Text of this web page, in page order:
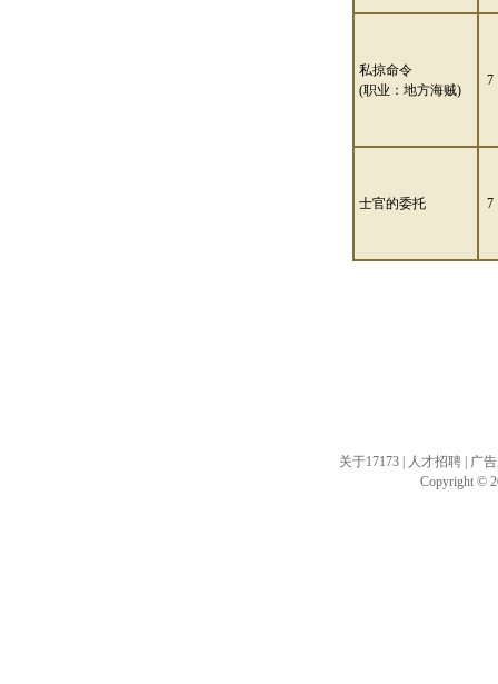
私掠命令
(职业：地方海贼)
7
士官的委托 7
关于17173 人才招聘
广
Copyright ©